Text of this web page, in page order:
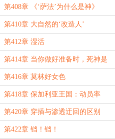
的......
第408章 《‘萨法’为什么是神》
第410章 大自然的‘改造人’
第412章 湿活
第414章 当你做好准备时，死神是
不会找上你的
第416章 莫林好女色
第418章 保加利亚王国：动员率
29%
第420章 穿插与渗透迂回的区别
第422章 铛！铛！